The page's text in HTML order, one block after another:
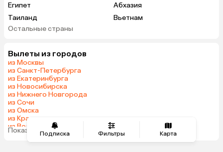
Подписка Фильтры Карта
Египет
Абхазия
Таиланд
Вьетнам
ОАЭ
Остальные страны
Вылеты из городов
из Москвы
из Санкт-Петербурга
из Екатеринбурга
из Новосибирска
из Нижнего Новгорода
из Сочи
из Омска
из Красноярска
из Волгограда
Показать все города